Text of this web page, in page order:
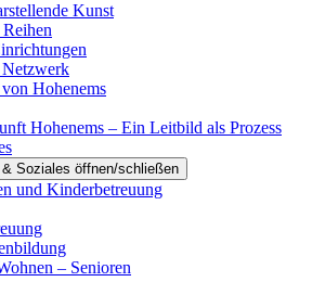
Kunst
Netzwerk
Hohenems
Hohenems – Ein Leitbild als Prozess
Soziales öffnen/schließen
und Kinderbetreuung
– Senioren